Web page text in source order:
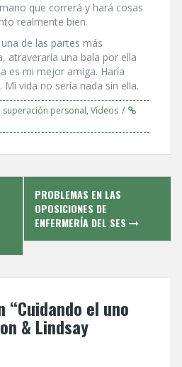
que correrá y hará cosas
realmente bien.
de las partes más
atraverarí­a una bala por ella
es mi mejor amiga. Harí­a
Mi vida no serí­a nada sin ella.
superación personal, Ví­deos
PROBLEMAS EN LAS
OPOSICIONES DE
ENFERMERÍ­A DEL SES
“Cuidando el uno
& Lindsay